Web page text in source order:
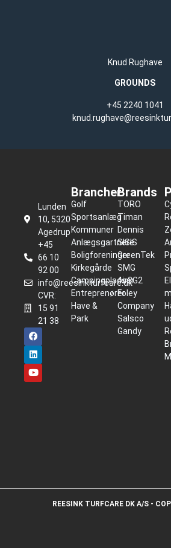
Knud Rughave
GROUNDS
+45 2240 1041
Lunden
10, 5320
Agedrup
+45
66 10
92 00
info@reesinkturfcare.dk
CVR:
15 91
21 38
Brancher
Golf
Sportsanlæg
Kommuner
Anlægsgartnere
Boligforeninger
Kirkegårde
Campingpladser
Entreprenører
Have &
Park
Brands
TORO
Timan
Dennis
SISIS
GreenTek
SMG
Air2G2
Foley
Company
Salsco
Gandy
REESINK TURFCARE DK A/S -